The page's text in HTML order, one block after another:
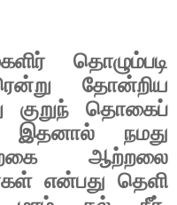
தொழும்படி
தோன்றிய
குறுந் தொகைப்
இதனால் நமது
ஆற்றலை
என்பது தெளி